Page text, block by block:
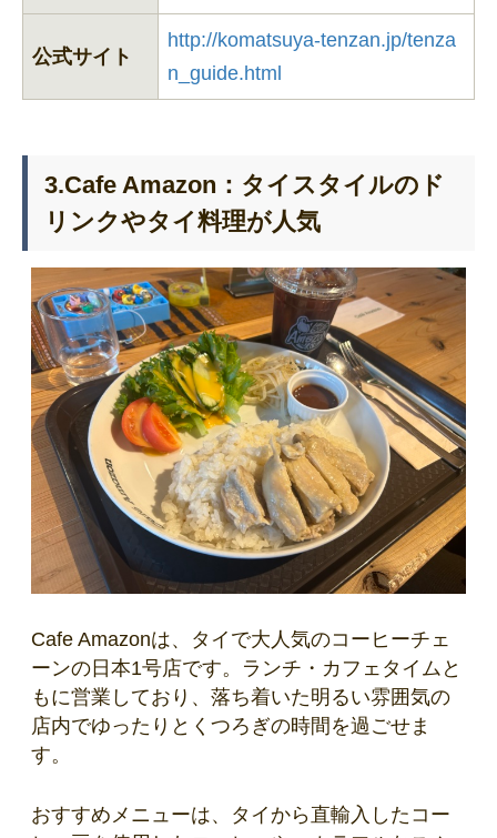
公式サイト
http://komatsuya-tenzan.jp/tenza
n_guide.html
3.Cafe Amazon：タイスタイルのド
リンクやタイ料理が人気
Cafe Amazonは、タイで大人気のコーヒーチェ
ーンの日本1号店です。ランチ・カフェタイムと
もに営業しており、落ち着いた明るい雰囲気の
店内でゆったりとくつろぎの時間を過ごせま
す。
おすすめメニューは、タイから直輸入したコー